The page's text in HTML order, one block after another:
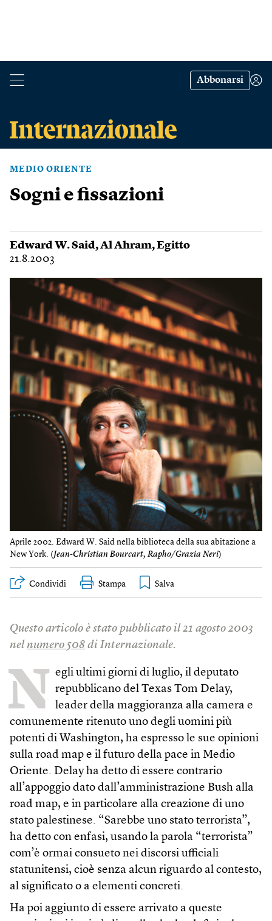
Abbonarsi
MEDIO ORIENTE
Sogni e fissazioni
Edward W. Said,Al Ahram,Egitto
21.8.2003
Aprile 2002. Edward W. Said nella biblioteca della sua abitazione a
New York. (Jean-Christian Bourcart, Rapho/Grazia Neri)
Condividi Stampa
Questo articolo è stato pubblicato il 21 agosto 2003
nel numero 508 di Internazionale.
N egli ultimi giorni di luglio, il deputato
repubblicano del Texas Tom Delay,
leader della maggioranza alla camera e
comunemente ritenuto uno degli uomini più
potenti di Washington, ha espresso le sue opinioni
sulla road map e il futuro della pace in Medio
Oriente. Delay ha detto di essere contrario
all’appoggio dato dall’amministrazione Bush alla
road map, e in particolare alla creazione di uno
stato palestinese. “Sarebbe uno stato terrorista”,
ha detto con enfasi, usando la parola “terrorista”
com’è ormai consueto nei discorsi ufficiali
statunitensi, cioè senza alcun riguardo al contesto,
al significato o a elementi concreti.
Ha poi aggiunto di essere arrivato a queste